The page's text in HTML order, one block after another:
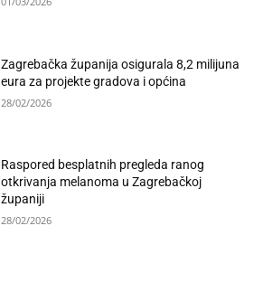
Zagrebačka županija osigurala 8,2 milijuna
eura za projekte gradova i općina
28/02/2026
Raspored besplatnih pregleda ranog
otkrivanja melanoma u Zagrebačkoj
županiji
28/02/2026